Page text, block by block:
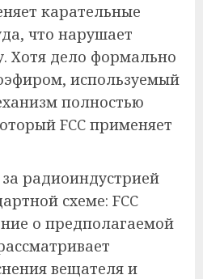
карательные
что нарушает
Хотя дело формально
используемый
полностью
FCC применяет
радиоиндустрией
схеме: FCC
о предполагаемой
вещателя и